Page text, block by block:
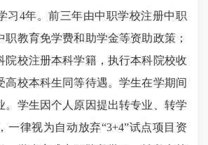
习4年。前三年由中职学校注册中职
职教育免学费和助学金等资助政策；
院校注册本科学籍，执行本科院校收
高校本科生同等待遇。学生在学期间
。学生因个人原因提出转专业、转学
一律视为自动放弃“3+4”试点项目资